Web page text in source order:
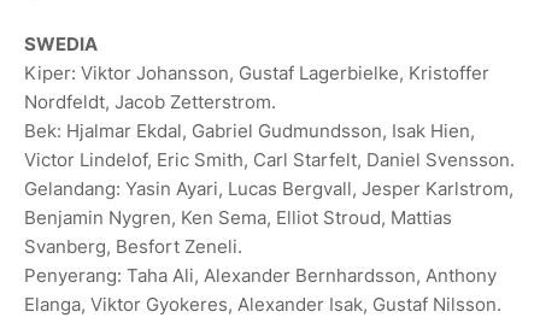
SWEDIA
Kiper: Viktor Johansson, Gustaf Lagerbielke, Kristoffer
Nordfeldt, Jacob Zetterstrom.
Bek: Hjalmar Ekdal, Gabriel Gudmundsson, Isak Hien,
Victor Lindelof, Eric Smith, Carl Starfelt, Daniel Svensson.
Gelandang: Yasin Ayari, Lucas Bergvall, Jesper Karlstrom,
Benjamin Nygren, Ken Sema, Elliot Stroud, Mattias
Svanberg, Besfort Zeneli.
Penyerang: Taha Ali, Alexander Bernhardsson, Anthony
Elanga, Viktor Gyokeres, Alexander Isak, Gustaf Nilsson.